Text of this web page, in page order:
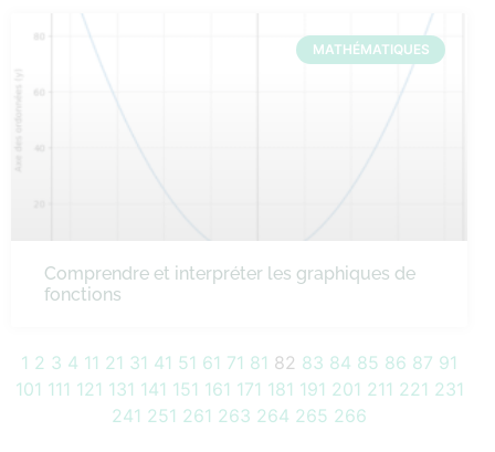
MATHÉMATIQUES
Comprendre et interpréter les graphiques de
fonctions
1 2 3 4 11 21 31 41 51 61 71 81 82 83 84 85 86 87 91
101 111 121 131 141 151 161 171 181 191 201 211 221 231
241 251 261 263 264 265 266